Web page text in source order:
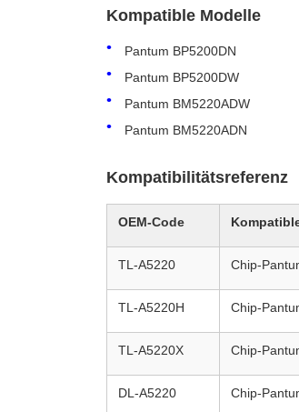
Kompatible Modelle
Pantum BP5200DN
Pantum BP5200DW
Pantum BM5220ADW
Pantum BM5220ADN
Kompatibilitätsreferenz
OEM-Code
TL-A5220 Chip-
TL-A5220H Chip-
TL-A5220X Chip-
DL-A5220 Chip-